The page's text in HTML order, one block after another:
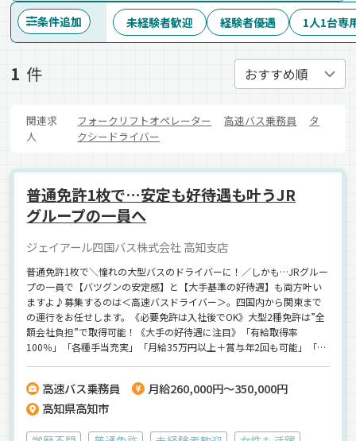
条件追加 未経験者歓迎 経験者優遇 1人1台専
1 件
関連求
人
フォークリフトオペレーター 高速バス乗務員
タ
クシードライバー
普通免許1枚で…安定も好待遇も叶うJR
グループの一員へ
ジェイアール四国バス株式会社 高知支店
普通免許1枚で＼憧れの大型バスのドライバーに！／しかも…JRグルー
プの一員で【バツグンの安定感】と【大手基準の好待遇】も両方叶い
ますよ♪募集するのは＜高速バスドライバー＞。四国内から関東まで
の運行をお任せします。《必要免許は入社後でOK》大型2種免許は”全
額会社負担”で取得可能！《大手の好待遇に注目》「有給取得率
100％」「各種手当充実」「月給35万円以上＋賞与年2回も可能」「年
高速バス乗務員
月給260,000円～350,000円
高知県高知市